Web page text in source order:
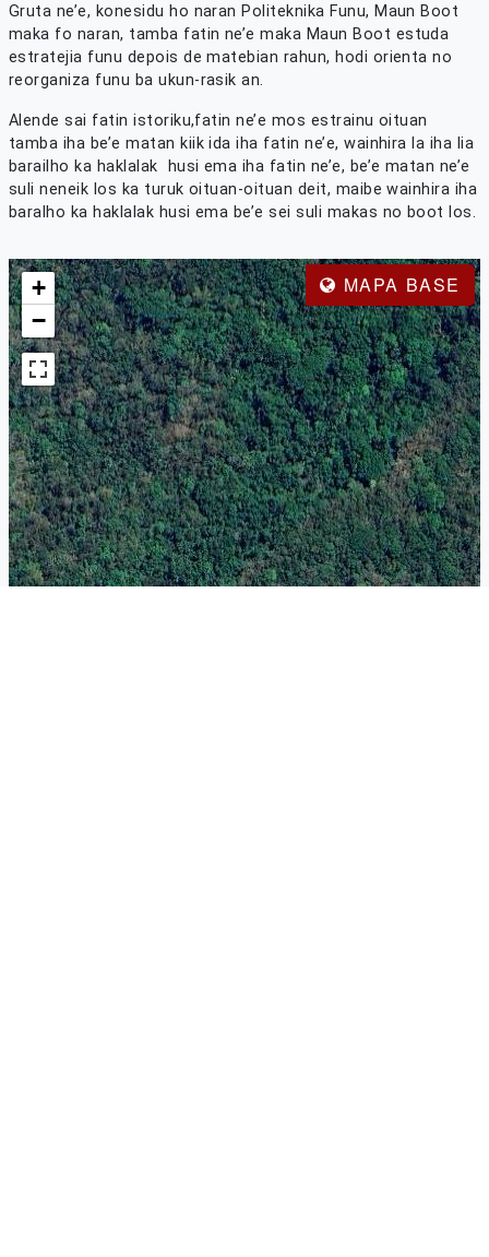
Gruta ne’e, konesidu ho naran Politeknika Funu, Maun Boot
maka fo naran, tamba fatin ne’e maka Maun Boot estuda
estratejia funu depois de matebian rahun, hodi orienta no
reorganiza funu ba ukun-rasik an.
Alende sai fatin istoriku,fatin ne’e mos estrainu oituan
tamba iha be’e matan kiik ida iha fatin ne’e, wainhira la iha lia
barailho ka haklalak husi ema iha fatin ne’e, be’e matan ne’e
suli neneik los ka turuk oituan-oituan deit, maibe wainhira iha
baralho ka haklalak husi ema be’e sei suli makas no boot los.
MAPA BASE
+
−